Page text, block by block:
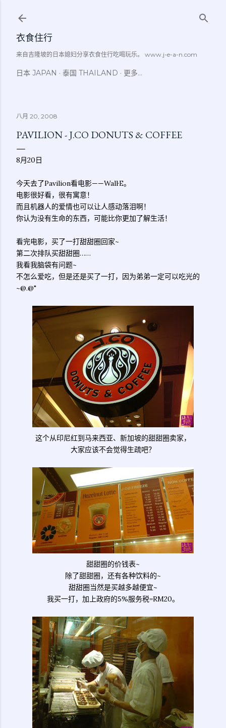
衣食住行
来自吉隆坡的日本媳妇分享衣食住行吃喝玩乐。 www.j-e-a-n.com
日本 JAPAN 泰国 THAILAND 更多…
八月 20, 2008
PAVILION - J.CO DONUTS & COFFEE
8月20日
今天去了Pavilion看电影——Wall·E。
电影很好看，很有寓意！
而且机器人的爱情也可以让人感动落泪啊！
你认为没有生命的东西，可能比你更加了解生活！
看完电影，买了一打甜甜圈回家~
第二次排队买甜甜圈……
我看我脑袋有问题~
不怎么爱吃，但是还是买了一打，因为弟弟一定可以吃光的
~@.@"
这个从印尼红到马来西亚、新加坡的甜甜圈卖家，
大家应该不会觉得生疏吧？
甜甜圈的价钱表~
除了甜甜圈，还有各种饮料的~
甜甜圈当然是买越多越便宜~
我买一打，加上政府的5%服务税=RM20。